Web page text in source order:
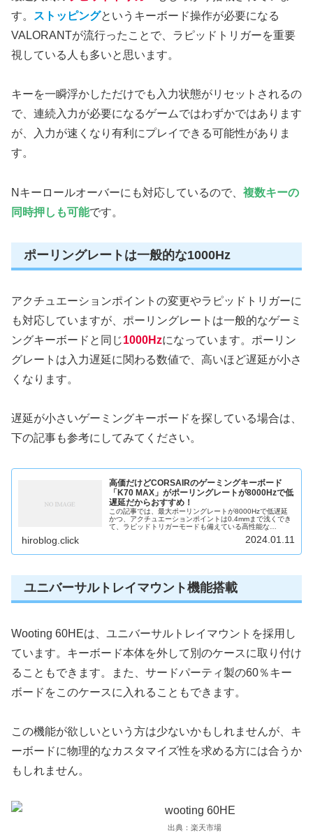
す。
ストッピングというキーボード操作が必要になる
VALORANTが流行ったことで、ラピッドトリガーを重要
視している人も多いと思います。
キーを一瞬浮かしただけでも入力状態がリセットされるの
で、連続入力が必要になるゲームではわずかではあります
が、入力が速くなり有利にプレイできる可能性がありま
す。
Nキーロールオーバーにも対応しているので、 複数キーの
同時押しも可能です。
ポーリングレートは一般的な1000Hz
アクチュエーションポイントの変更やラピッドトリガーに
も対応していますが、ポーリングレートは一般的なゲーミ
ングキーボードと同じ1000Hzになっています。ポーリン
グレートは入力遅延に関わる数値で、高いほど遅延が小さ
くなります。
遅延が小さいゲーミングキーボードを探している場合は、
下の記事も参考にしてみてください。
高価だけどCORSAIRのゲーミングキーボード
「K70 MAX」がポーリングレートが8000Hzで低
遅延だからおすすめ！
この記事では、最大ポーリングレートが8000Hzで低遅延
かつ、アクチュエーションポイントは0.4mmまで浅くでき
て、ラピッドトリガーモードも備えている高性能な
hiroblog.click 2024.01.11
ユニバーサルトレイマウント機能搭載
Wooting 60HEは、ユニバーサルトレイマウントを採用し
ています。キーボード本体を外して別のケースに取り付け
ることもできます。また、サードパーティ製の60％キー
ボードをこのケースに入れることもできます。
この機能が欲しいという方は少ないかもしれませんが、キ
ーボードに物理的なカスタマイズ性を求める方には合うか
もしれません。
出典：楽天市場